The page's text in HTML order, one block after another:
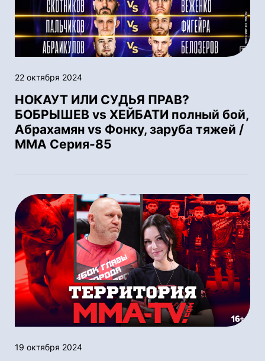
22 октября 2024
НОКАУТ ИЛИ СУДЬЯ ПРАВ?
БОБРЫШЕВ vs ХЕЙБАТИ полный бой,
Абрахамян vs Фонку, заруба тяжей /
ММА Серия-85
19 октября 2024